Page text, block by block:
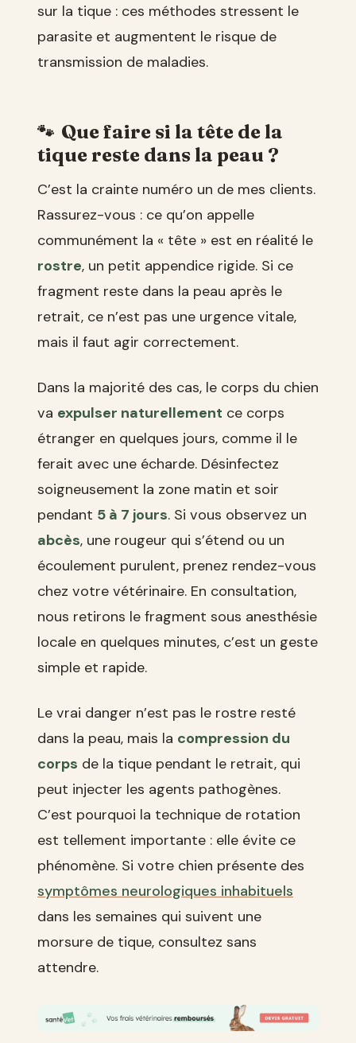
sur la tique : ces méthodes stressent le
parasite et augmentent le risque de
transmission de maladies.
Que faire si la tête de la
tique reste dans la peau ?
C’est la crainte numéro un de mes clients.
Rassurez-vous : ce qu’on appelle
communément la « tête » est en réalité le
rostre, un petit appendice rigide. Si ce
fragment reste dans la peau après le
retrait, ce n’est pas une urgence vitale,
mais il faut agir correctement.
Dans la majorité des cas, le corps du chien
va expulser naturellement ce corps
étranger en quelques jours, comme il le
ferait avec une écharde. Désinfectez
soigneusement la zone matin et soir
pendant 5 à 7 jours. Si vous observez un
abcès, une rougeur qui s’étend ou un
écoulement purulent, prenez rendez-vous
chez votre vétérinaire. En consultation,
nous retirons le fragment sous anesthésie
locale en quelques minutes, c’est un geste
simple et rapide.
Le vrai danger n’est pas le rostre resté
dans la peau, mais la compression du
corps de la tique pendant le retrait, qui
peut injecter les agents pathogènes.
C’est pourquoi la technique de rotation
est tellement importante : elle évite ce
phénomène. Si votre chien présente des
symptômes neurologiques inhabituels
dans les semaines qui suivent une
morsure de tique, consultez sans
attendre.